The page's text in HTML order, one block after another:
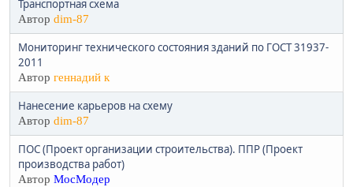
Транспортная схема
Автор dim-87
Мониторинг технического состояния зданий по ГОСТ 31937-
2011
Автор геннадий к
Нанесение карьеров на схему
Автор dim-87
ПОС (Проект организации строительства). ППР (Проект
производства работ)
Автор МосМодер